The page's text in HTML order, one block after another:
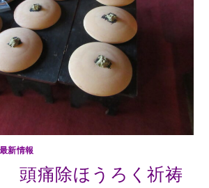
新情報
頭痛除ほうろく祈祷